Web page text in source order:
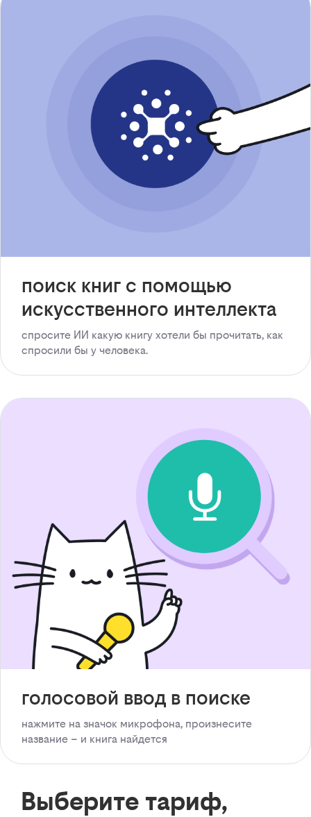
поиск книг с помощью
искусственного интеллекта
спросите ИИ какую книгу хотели бы прочитать, как
спросили бы у человека.
голосовой ввод в поиске
нажмите на значок микрофона, произнесите
название – и книга найдется
Выберите тариф,